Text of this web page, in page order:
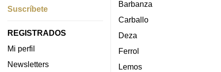
Suscríbete
REGISTRADOS
Mi perfil
Newsletters
Barbanza
Carballo
Deza
Ferrol
Lemos